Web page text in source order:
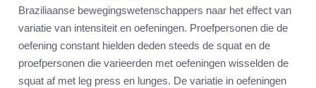
Braziliaanse bewegingswetenschappers naar het effect van
variatie van intensiteit en oefeningen. Proefpersonen die de
oefening constant hielden deden steeds de squat en de
proefpersonen die varieerden met oefeningen wisselden de
squat af met leg press en lunges. De variatie in oefeningen